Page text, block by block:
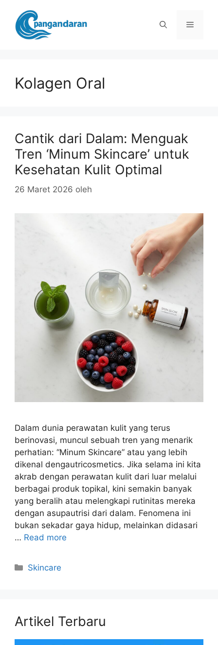
Menu
Kolagen Oral
Cantik dari Dalam: Menguak
Tren ‘Minum Skincare’ untuk
Kesehatan Kulit Optimal
26 Maret 2026 oleh
Dalam dunia perawatan kulit yang terus
berinovasi, muncul sebuah tren yang menarik
perhatian: “Minum Skincare” atau yang lebih
dikenal dengautricosmetics. Jika selama ini kita
akrab dengan perawatan kulit dari luar melalui
berbagai produk topikal, kini semakin banyak
yang beralih atau melengkapi rutinitas mereka
dengan asupautrisi dari dalam. Fenomena ini
bukan sekadar gaya hidup, melainkan didasari
… Read more
Kategori
Skincare
Artikel Terbaru